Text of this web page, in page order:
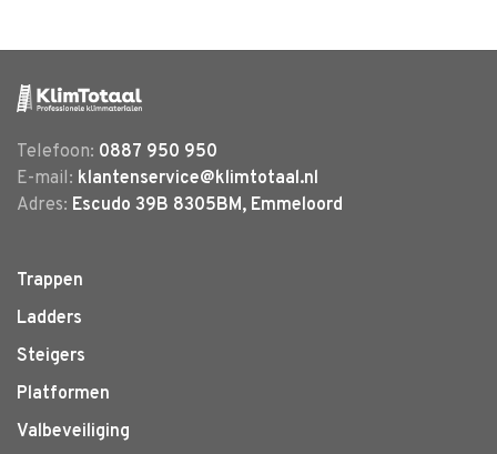
Telefoon: 0887 950 950
E-mail: klantenservice@klimtotaal.nl
Adres: Escudo 39B 8305BM, Emmeloord
Trappen
Ladders
Steigers
Platformen
Valbeveiliging